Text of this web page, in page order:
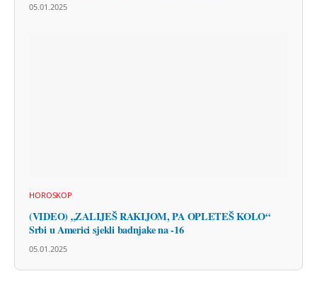
05.01.2025
HOROSKOP
(VIDEO) „ZALIJEŠ RAKIJOM, PA OPLETEŠ KOLO“
Srbi u Americi sjekli badnjake na -16
05.01.2025